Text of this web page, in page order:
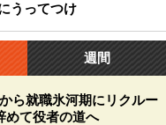
うってつけ
週間
ら就職氷河期にリクルー
めて役者の道へ